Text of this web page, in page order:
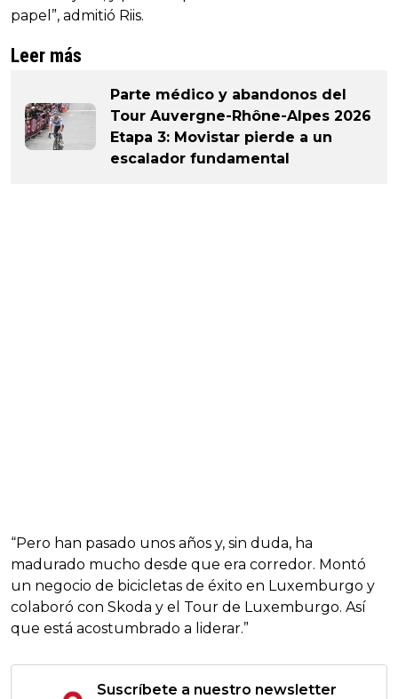
papel”, admitió Riis.
Leer más
Parte médico y abandonos del
Tour Auvergne-Rhône-Alpes 2026
Etapa 3: Movistar pierde a un
escalador fundamental
“Pero han pasado unos años y, sin duda, ha
madurado mucho desde que era corredor. Montó
un negocio de bicicletas de éxito en Luxemburgo y
colaboró con Skoda y el Tour de Luxemburgo. Así
que está acostumbrado a liderar.”
Suscríbete a nuestro newsletter